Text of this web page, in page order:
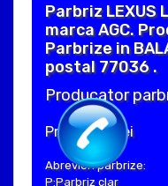
Parbriz
marca AGC.
Parbrize in
postal 77036 .
Producator
Pret : 820 Lei
Abrevieri parbrize:
P:Parbriz clar